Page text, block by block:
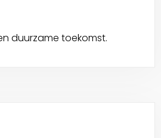
duurzame toekomst.